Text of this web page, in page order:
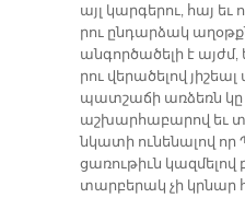
այլ կար­գե­րու, հայ
րու ըն­դար­ձակ
ան­գոր­ծա­ծե­լի է
րու վե­րա­ծե­լով
պատ­շա­ճի առ­ձեռն կը
աշ­խար­հա­բա­րով եւ
նկա­տի ու­նե­նա­լով
ցա­ռու­թիւն կազ­մե­լով
տար­բե­րակ չի կրնար